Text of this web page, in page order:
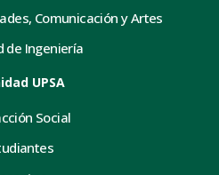
Comunicación y Artes
de Ingeniería
UPSA
Social